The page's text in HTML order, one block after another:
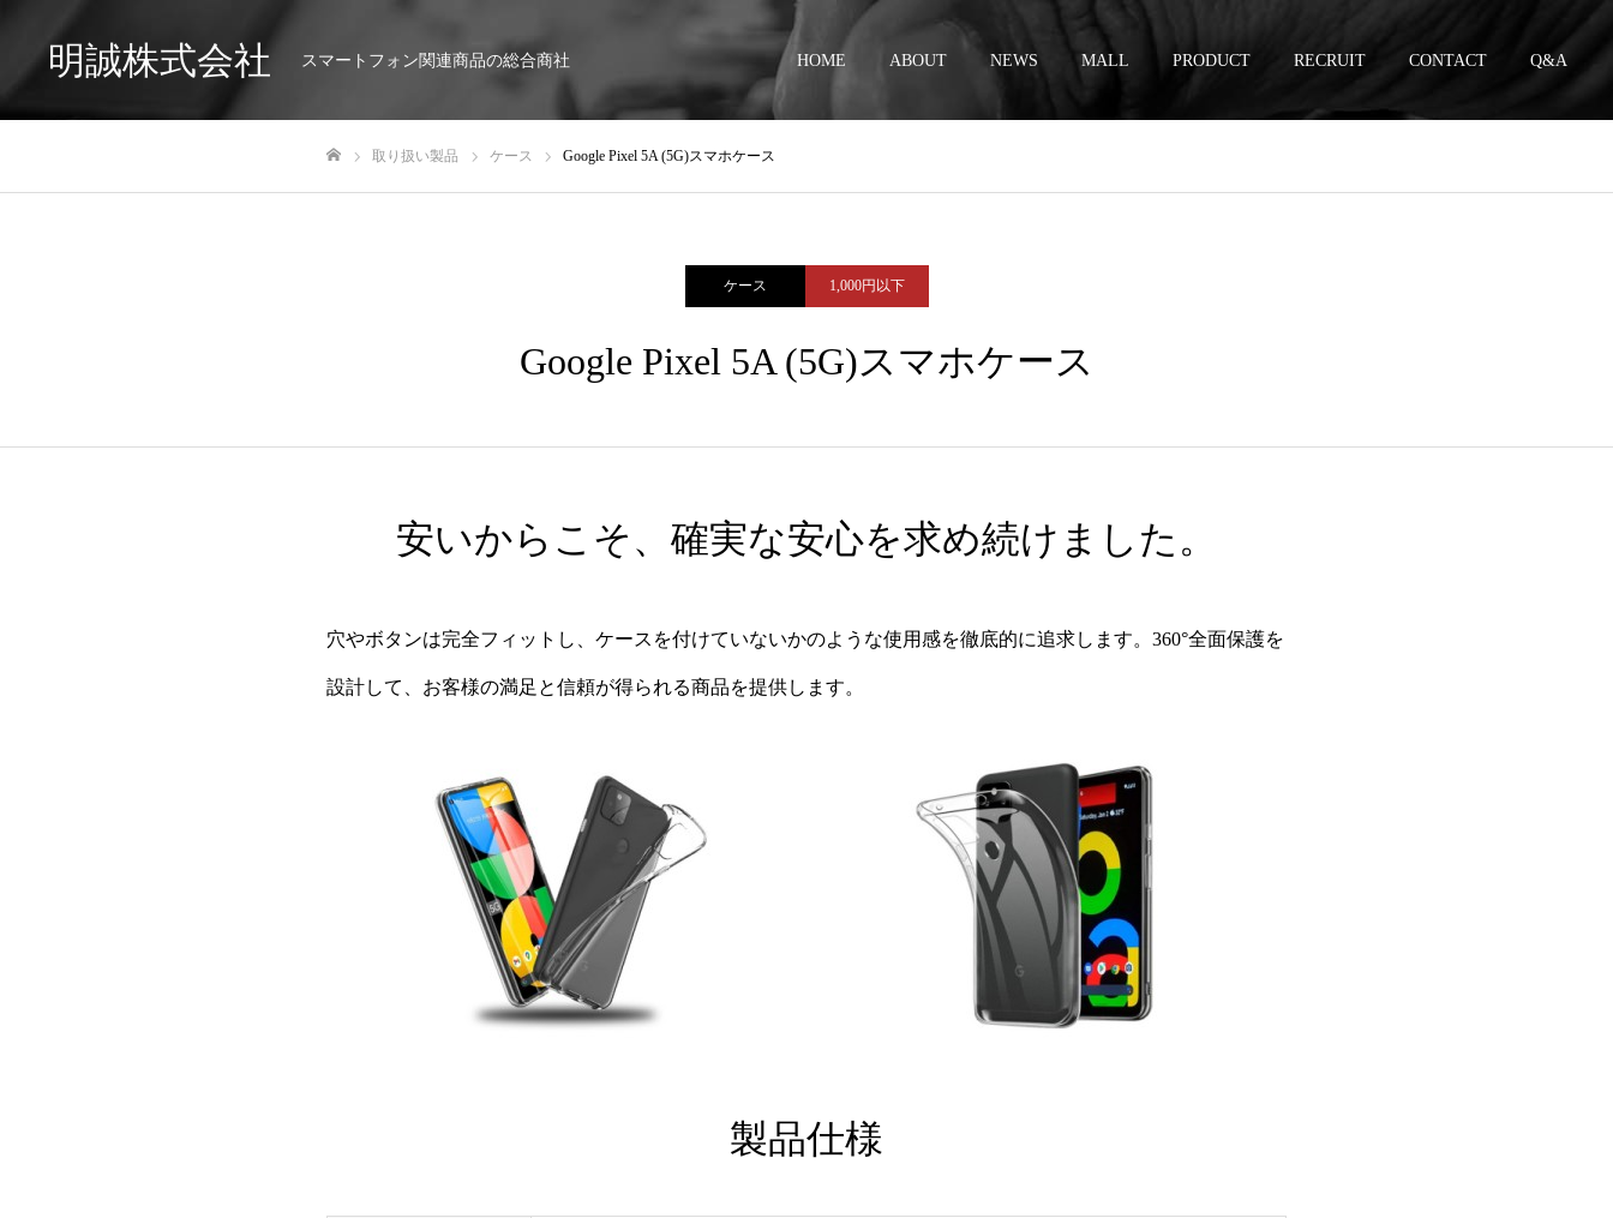
明誠株式会社 スマートフォン関連商品の総合商社 HOME ABOUT NEWS MALL PRODUCT RECRUIT CONTACT Q&A
取り扱い製品 ケース Google Pixel 5A (5G)スマホケース
ケース 1,000円以下
Google Pixel 5A (5G)スマホケース
安いからこそ、確実な安心を求め続けました。
穴やボタンは完全フィットし、ケースを付けていないかのような使用感を徹底的に追求します。360°全面保護を
設計して、お客様の満足と信頼が得られる商品を提供します。
製品仕様